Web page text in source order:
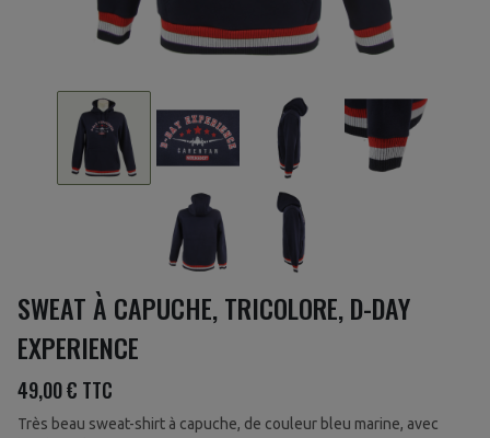
SWEAT À CAPUCHE, TRICOLORE, D-DAY
EXPERIENCE
49,00 € TTC
Très beau sweat-shirt à capuche, de couleur bleu marine, avec